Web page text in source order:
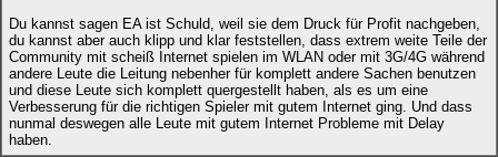
Du kannst sagen EA ist Schuld, weil sie dem Druck für Profit nachgeben,
du kannst aber auch klipp und klar feststellen, dass extrem weite Teile der
Community mit scheiß Internet spielen im WLAN oder mit 3G/4G während
andere Leute die Leitung nebenher für komplett andere Sachen benutzen
und diese Leute sich komplett quergestellt haben, als es um eine
Verbesserung für die richtigen Spieler mit gutem Internet ging. Und dass
nunmal deswegen alle Leute mit gutem Internet Probleme mit Delay
haben.